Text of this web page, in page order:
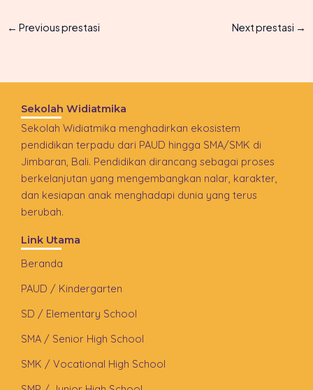
← Previous prestasi Next prestasi →
Sekolah Widiatmika
Sekolah Widiatmika menghadirkan ekosistem
pendidikan terpadu dari PAUD hingga SMA/SMK di
Jimbaran, Bali. Pendidikan dirancang sebagai proses
berkelanjutan yang mengembangkan nalar, karakter,
dan kesiapan anak menghadapi dunia yang terus
berubah.
Link Utama
Beranda
PAUD / Kindergarten
SD / Elementary School
SMA / Senior High School
SMK / Vocational High School